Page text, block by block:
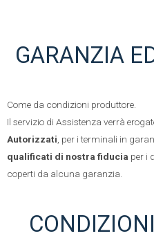
GARANZIA
Come da condizioni produttore.
Il servizio di Assistenza verrà
Autorizzati , per i terminali in
qualificati di nostra fiducia per i
coperti da alcuna garanzia.